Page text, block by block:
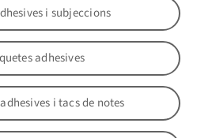
i subjeccions
adhesives
i tacs de notes